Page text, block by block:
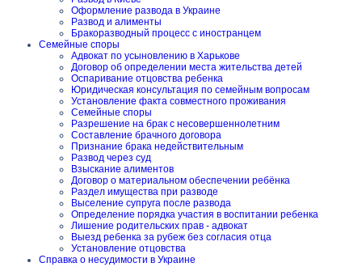
Оформление развода в Украине
Развод и алименты
Бракоразводный процесс с иностранцем
Семейные споры
Адвокат по усыновлению в Харькове
Договор об определении места жительства детей
Оспаривание отцовства ребенка
Юридическая консультация по семейным вопросам
Установление факта совместного проживания
Семейные споры
Разрешение на брак с несовершеннолетним
Составление брачного договора
Признание брака недействительным
Развод через суд
Взыскание алиментов
Договор о материальном обеспечении ребёнка
Раздел имущества при разводе
Выселение супруга после развода
Определение порядка участия в воспитании ребенка
Лишение родительских прав - адвокат
Выезд ребенка за рубеж без согласия отца
Установление отцовства
Справка о несудимости в Украине